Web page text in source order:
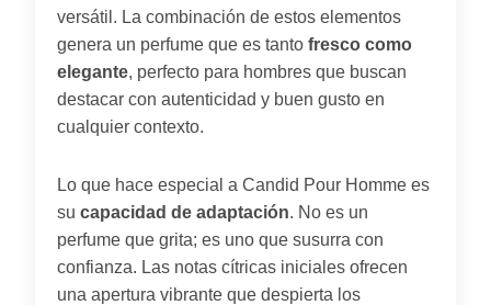
versátil. La combinación de estos elementos
genera un perfume que es tanto fresco como
elegante, perfecto para hombres que buscan
destacar con autenticidad y buen gusto en
cualquier contexto.
Lo que hace especial a Candid Pour Homme es
su capacidad de adaptación. No es un
perfume que grita; es uno que susurra con
confianza. Las notas cítricas iniciales ofrecen
una apertura vibrante que despierta los